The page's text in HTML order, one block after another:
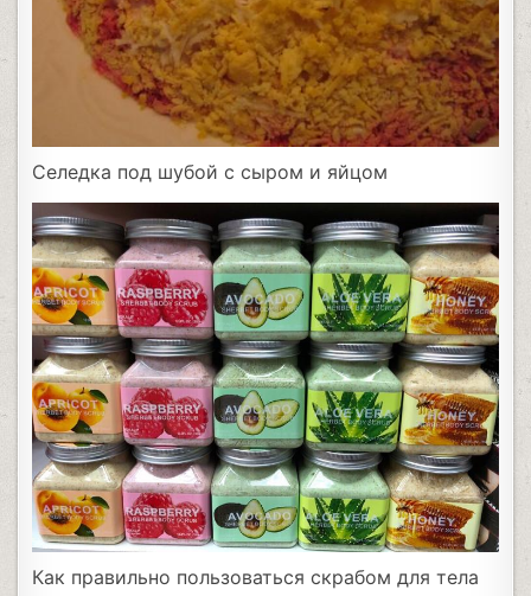
Селедка под шубой с сыром и яйцом
Как правильно пользоваться скрабом для тела